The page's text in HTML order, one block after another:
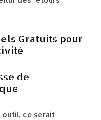
Gratuits pour
de
outil, ce serait